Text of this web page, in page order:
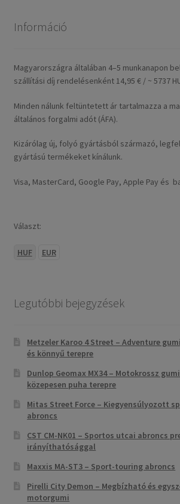
Információ
Magyarországra általában 4–5 munkanapon
szállítási díj rendelésenként 14,95 € / ~ 5737
Minden nálunk feltüntetett ár tartalmazza a
általános forgalmi adót (ÁFA).
Kizárólag új, folyó gyártásból származó,
gyártású termékeket kínálunk.
Visa, MasterCard, Google Pay, Apple Pay és
Választ:
HUF EUR
Legutóbbi bejegyzések
Metzeler Karoo 4 Street – Adventure
és könnyű terepre
Dunlop Geomax MX34 – Motokrossz
közepesen puha terepre
Mitas Street Force – Kiegyensúlyozott
abroncs
CST CM-NK01 – Sportos utcai abroncs
irányíthatósággal
Maxxis MA-ST3 – Sport-touring abroncs
Pirelli City Demon – Megbízható és
motorgumi